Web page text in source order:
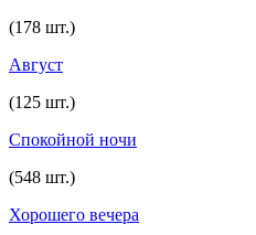
(178 шт.)
Август
(125 шт.)
Спокойной ночи
(548 шт.)
Хорошего вечера